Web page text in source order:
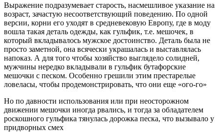
Выражение подразумевает старость, насмешливое указание на
возраст, зачастую несоответствующий поведению. По одной
версии, корни его уходят в средневековую Европу, где в моду
вошла такая деталь одежды, как гульфик, т.е. мешочек, в
который вкладывалось мужское достоинство. Деталь была не
просто заметной, она всячески украшалась и выставлялась
напоказ. А для того чтобы хозяйство выглядело солидней,
мужчины нередко вкладывали в гульфик бутафорские
мешочки с песком. Особенно грешили этим престарелые
ловеласы, чтобы продемонстрировать, что они еще «ого-го»
Но по давности использования или при неосторожном
движении мешочки иногда рвались, и тогда за обладателем
роскошного гульфика тянулась дорожка песка, что вызывало у
придворных смех